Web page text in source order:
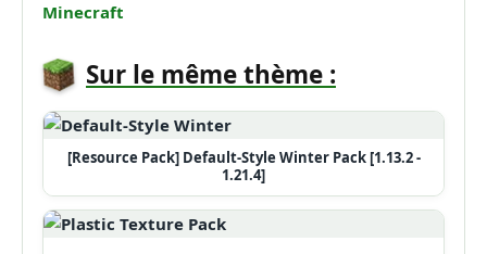
Minecraft
Sur le même thème :
[Resource Pack] Default-Style Winter Pack [1.13.2 -
1.21.4]